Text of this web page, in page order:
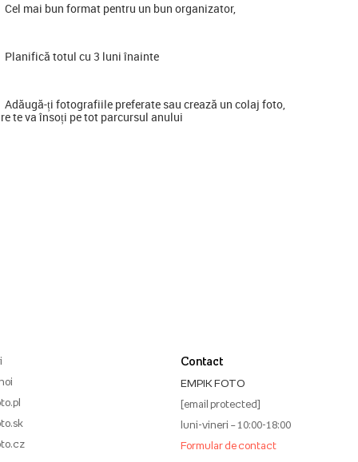
Cel mai bun format pentru un bun organizator,
Planifică totul cu 3 luni înainte
Adăugă-ți fotografiile preferate sau crează un colaj foto,
te va însoți pe tot parcursul anului
Contact
EMPIK FOTO
[email protected]
luni-vineri – 10:00-18:00
Formular de contact